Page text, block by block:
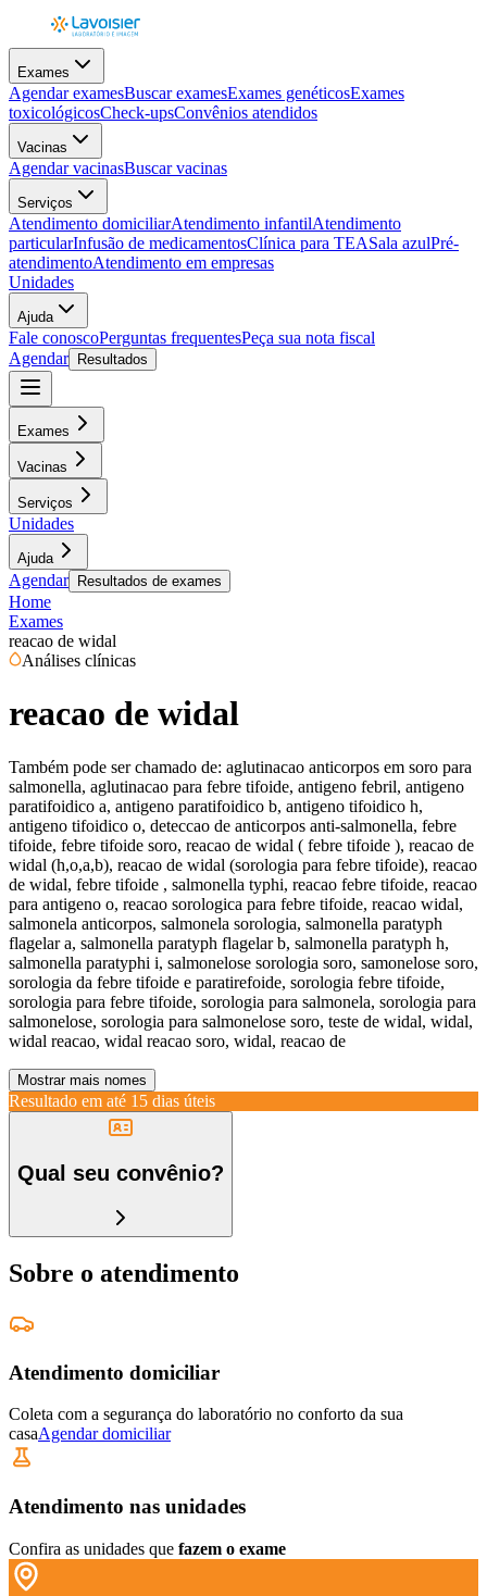
Exames
Agendar examesBuscar examesExames genéticosExames
toxicológicosCheck-upsConvênios atendidos
Vacinas
Agendar vacinasBuscar vacinas
Serviços
Atendimento domiciliarAtendimento infantilAtendimento
particularInfusão de medicamentosClínica para TEASala azulPré-
atendimentoAtendimento em empresas
Unidades
Ajuda
Fale conoscoPerguntas frequentesPeça sua nota fiscal
Agendar
Resultados
Exames
Vacinas
Serviços
Unidades
Ajuda
Agendar Resultados de exames
Home
Exames
reacao de widal
Análises clínicas
reacao de widal
Também pode ser chamado de: aglutinacao anticorpos em soro para
salmonella, aglutinacao para febre tifoide, antigeno febril, antigeno
paratifoidico a, antigeno paratifoidico b, antigeno tifoidico h,
antigeno tifoidico o, deteccao de anticorpos anti-salmonella, febre
tifoide, febre tifoide soro, reacao de widal ( febre tifoide ), reacao de
widal (h,o,a,b), reacao de widal (sorologia para febre tifoide), reacao
de widal, febre tifoide , salmonella typhi, reacao febre tifoide, reacao
para antigeno o, reacao sorologica para febre tifoide, reacao widal,
salmonela anticorpos, salmonela sorologia, salmonella paratyph
flagelar a, salmonella paratyph flagelar b, salmonella paratyph h,
salmonella paratyphi i, salmonelose sorologia soro, samonelose soro,
sorologia da febre tifoide e paratirefoide, sorologia febre tifoide,
sorologia para febre tifoide, sorologia para salmonela, sorologia para
salmonelose, sorologia para salmonelose soro, teste de widal, widal,
widal reacao, widal reacao soro, widal, reacao de
Mostrar mais nomes
Resultado em até 15 dias úteis
Qual seu convênio?
Sobre o atendimento
Atendimento domiciliar
Coleta com a segurança do laboratório no conforto da sua
casaAgendar domiciliar
Atendimento nas unidades
Confira as unidades que fazem o exame